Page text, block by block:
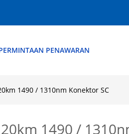
PENAWARAN
1490 / 1310nm Konektor SC
1490 /